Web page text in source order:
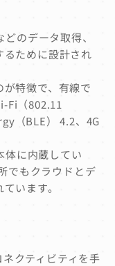
のデータ取得、
ために設計され
特徴で、有線で
Fi（802.11
（BLE） 4.2、4G
体に内蔵してい
でもクラウドとデ
います。
クティビティを手